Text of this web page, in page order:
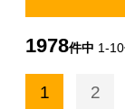
1978件中 1-
1 2